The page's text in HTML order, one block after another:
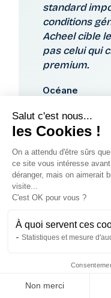
standard
conditions
Acheel cible
pas celui qui
premium.
Océane
Retours
les assurés
Les avis vérifiés
indépendantes
pour mesurer la
Trustpilot très
Salut c'est nous...
les Cookies !
On a attendu d'être sûrs
ce site vous intéresse
déranger, mais on aimerait
visite...
C'est OK pour vous ?
À quoi servent ces
Statistiques et mesure
Non merci